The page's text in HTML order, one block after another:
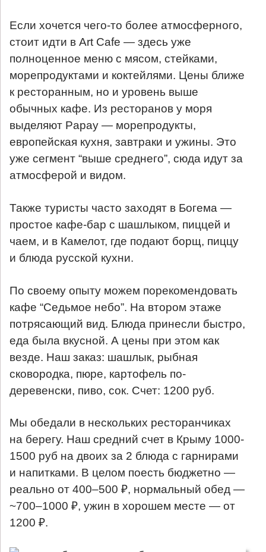
Если хочется чего-то более атмосферного,
стоит идти в Art Cafe — здесь уже
полноценное меню с мясом, стейками,
морепродуктами и коктейлями. Цены ближе
к ресторанным, но и уровень выше
обычных кафе. Из ресторанов у моря
выделяют Papay — морепродукты,
европейская кухня, завтраки и ужины. Это
уже сегмент “выше среднего”, сюда идут за
атмосферой и видом.
Также туристы часто заходят в Богема —
простое кафе-бар с шашлыком, пиццей и
чаем, и в Камелот, где подают борщ, пиццу
и блюда русской кухни.
По своему опыту можем порекомендовать
кафе “Седьмое небо”. На втором этаже
потрясающий вид. Блюда принесли быстро,
еда была вкусной. А цены при этом как
везде. Наш заказ: шашлык, рыбная
сковородка, пюре, картофель по-
деревенски, пиво, сок. Счет: 1200 руб.
Мы обедали в нескольких ресторанчиках
на берегу. Наш средний счет в Крыму 1000-
1500 руб на двоих за 2 блюда с гарнирами
и напитками. В целом поесть бюджетно —
реально от 400–500 ₽, нормальный обед —
~700–1000 ₽, ужин в хорошем месте — от
1200 ₽.